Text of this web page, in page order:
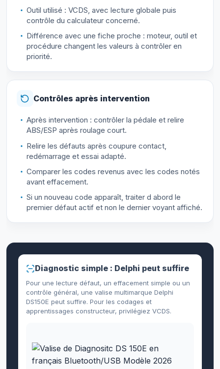
Outil utilisé : VCDS, avec lecture globale puis
contrôle du calculateur concerné.
Différence avec une fiche proche : moteur, outil et
procédure changent les valeurs à contrôler en
priorité.
Contrôles après intervention
Après intervention : contrôler la pédale et relire
ABS/ESP après roulage court.
Relire les défauts après coupure contact,
redémarrage et essai adapté.
Comparer les codes revenus avec les codes notés
avant effacement.
Si un nouveau code apparaît, traiter d abord le
premier défaut actif et non le dernier voyant affiché.
Diagnostic simple : Delphi peut suffire
Pour une lecture défaut, un effacement simple ou un
contrôle général, une valise multimarque Delphi
DS150E peut suffire. Pour les codages et
apprentissages constructeur, privilégiez VCDS.